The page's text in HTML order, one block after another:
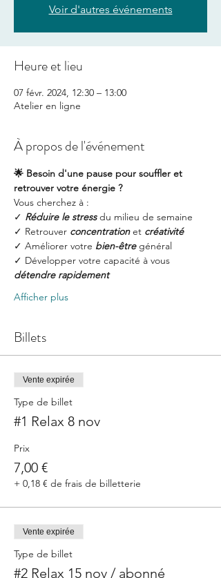
Voir d'autres événements
Heure et lieu
07 févr. 2024, 12:30 – 13:00
Atelier en ligne
À propos de l'événement
🌟 Besoin d'une pause pour souffler et
retrouver votre énergie ?
Vous cherchez à :
✓ Réduire le stress du milieu de semaine
✓ Retrouver concentration et créativité
✓ Améliorer votre bien-être général
✓ Développer votre capacité à vous
détendre rapidement
Afficher plus
Billets
Vente expirée
Type de billet
#1 Relax 8 nov
Prix
7,00 €
+ 0,18 € de frais de billetterie
Vente expirée
Type de billet
#2 Relax 15 nov / abonné